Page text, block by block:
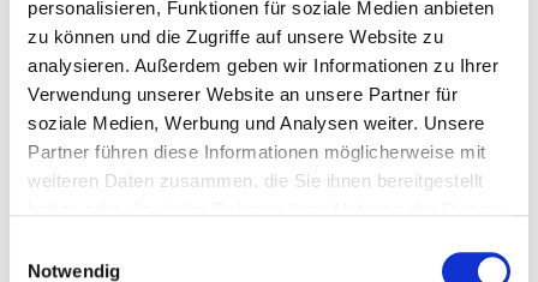
personalisieren, Funktionen für soziale Medien anbieten
zu können und die Zugriffe auf unsere Website zu
analysieren. Außerdem geben wir Informationen zu Ihrer
Verwendung unserer Website an unsere Partner für
soziale Medien, Werbung und Analysen weiter. Unsere
Partner führen diese Informationen möglicherweise mit
weiteren Daten zusammen, die Sie ihnen bereitgestellt
Notwendig
Persönliche Informationen
Vorname
Name
Firma/Unternehmen